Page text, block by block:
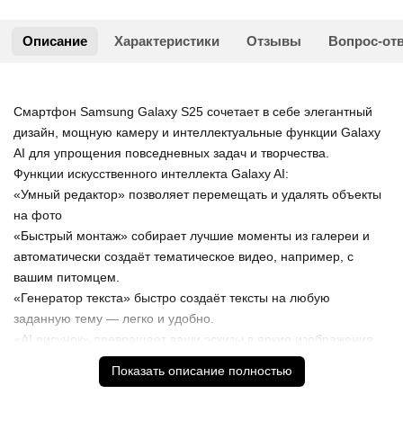
Описание Характеристики Отзывы Вопрос-
Смартфон Samsung Galaxy S25 сочетает в себе элегантный
дизайн, мощную камеру и интеллектуальные функции Galaxy
AI для упрощения повседневных задач и творчества.
Функции искусственного интеллекта Galaxy AI:
«Умный редактор» позволяет перемещать и удалять объекты
на фото
«Быстрый монтаж» собирает лучшие моменты из галереи и
автоматически создаёт тематическое видео, например, с
вашим питомцем.
«Генератор текста» быстро создаёт тексты на любую
заданную тему — легко и удобно.
«AI рисунок» превращает ваши эскизы в яркие изображения,
которые можно добавить на фото или использовать для
Показать описание полностью